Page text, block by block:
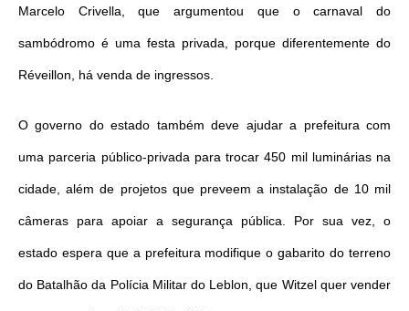
Marcelo Crivella, que argumentou que o carnaval do
sambódromo é uma festa privada, porque diferentemente do
Réveillon, há venda de ingressos.
O governo do estado também deve ajudar a prefeitura com
uma parceria público-privada para trocar 450 mil luminárias na
cidade, além de projetos que preveem a instalação de 10 mil
câmeras para apoiar a segurança pública. Por sua vez, o
estado espera que a prefeitura modifique o gabarito do terreno
do Batalhão da Polícia Militar do Leblon, que Witzel quer vender